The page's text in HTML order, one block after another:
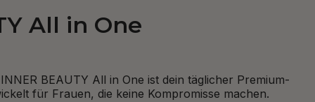
All in One
BEAUTY All in One ist dein täglicher Premium-
für Frauen, die keine Kompromisse machen.